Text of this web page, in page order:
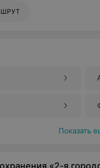
Показать
«2-я